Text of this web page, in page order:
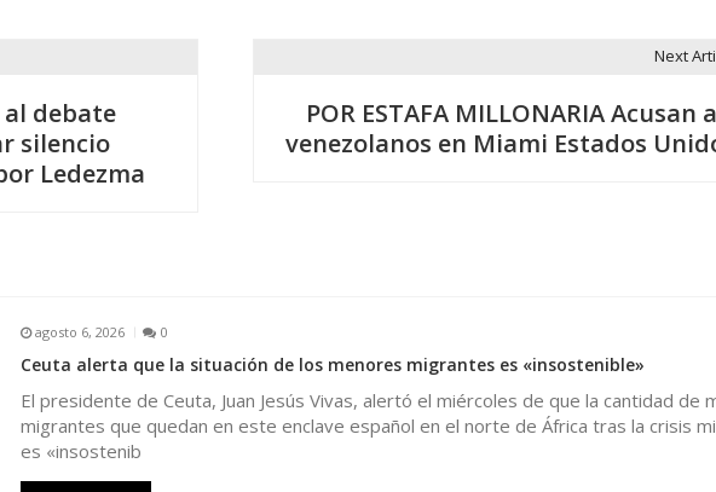
al debate
silencio
Ledezma
Next
POR ESTAFA MILLONARIA Acusan
venezolanos en Miami Estados
agosto 6, 2026 0
Ceuta alerta que la situación de los menores migrantes es «insostenible»
El presidente de Ceuta, Juan Jesús Vivas, alertó el miércoles de que la cantidad de
migrantes que quedan en este enclave español en el norte de África tras la crisis
es «insostenib